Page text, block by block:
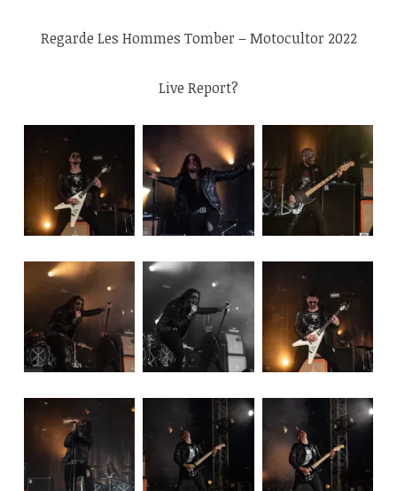
Regarde Les Hommes Tomber – Motocultor 2022
Live Report?